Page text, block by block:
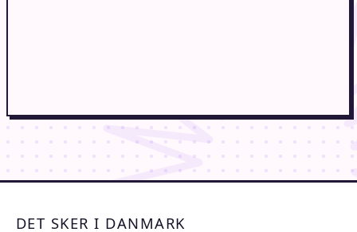
DET SKER I DANMARK